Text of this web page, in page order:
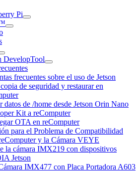
Pi
DevelopTool
frecuentes sobre el uso de Jetson
de seguridad y restaurar en
datos de /home desde Jetson Orin Nano
Kit a reComputer
OTA en reComputer
para el Problema de Compatibilidad
y la Cámara VEYE
la cámara IMX219 con dispositivos
Jetson
IMX477 con Placa Portadora A603